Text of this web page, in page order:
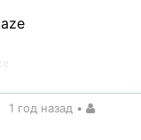
1 год назад •